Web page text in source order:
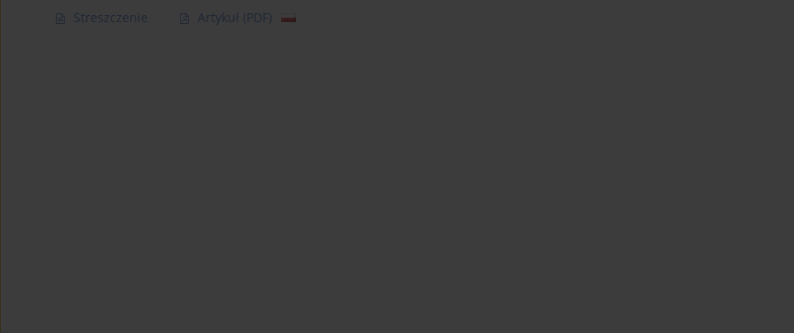
Streszczenie Artykuł (PDF)